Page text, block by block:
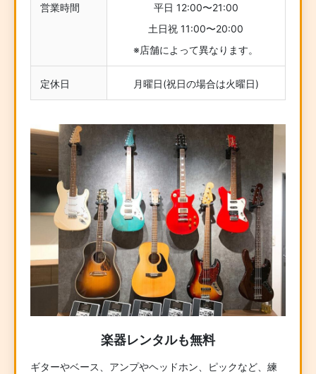
営業時間
平日 12:00〜21:00
土日祝 11:00〜20:00
※店舗によって異なります。
定休日 月曜日(祝日の場合は火曜日)
楽器レンタルも無料
ギターやベース、アンプやヘッドホン、ピックなど、練